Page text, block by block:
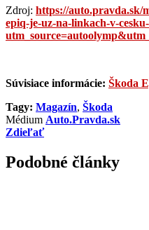
Zdroj: https://auto.pravda.sk/
epiq-je-uz-na-linkach-v-
Súvisiace informácie: Škoda
Tagy: Magazín, Škoda
Médium Auto.Pravda.sk
Zdieľať
Podobné články